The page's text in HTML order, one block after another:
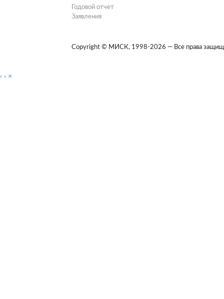
Годовой отчет
Заявления
Copyright © МИСК, 1998-2026 — Все права
‹ › ×